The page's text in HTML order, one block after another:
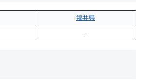
福井県
–